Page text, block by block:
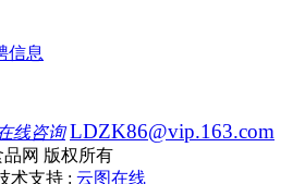
信息
线咨询 LDZK86@vip.163.com
品网 版权所有
术支持 : 云图在线